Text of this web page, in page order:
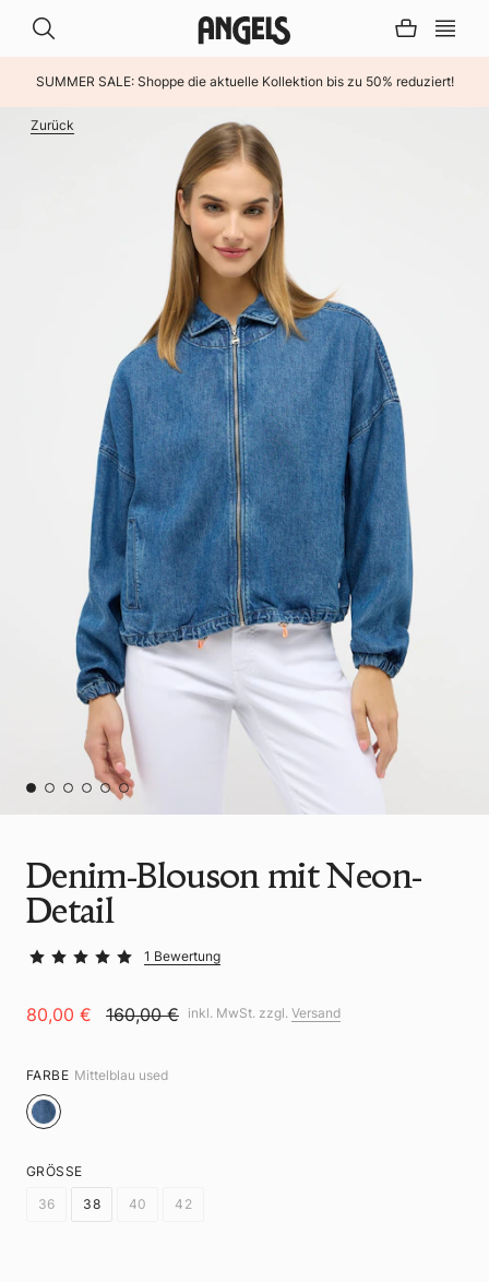
SUMMER SALE: Shoppe die aktuelle Kollektion bis zu 50% reduziert!
Zurück
Denim-Blouson mit Neon-
Detail
1 Bewertung
80,00 € 160,00 € inkl. MwSt. zzgl. Versand
FARBE Mittelblau used
GRÖSSE
36
38 40 42